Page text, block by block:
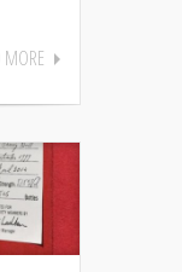
MORE